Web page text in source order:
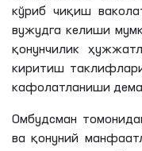
кўриб чиқиш
вужудга келиши
қонунчилик
киритиш
кафолатланиши
Омбудсман
ва қонуний